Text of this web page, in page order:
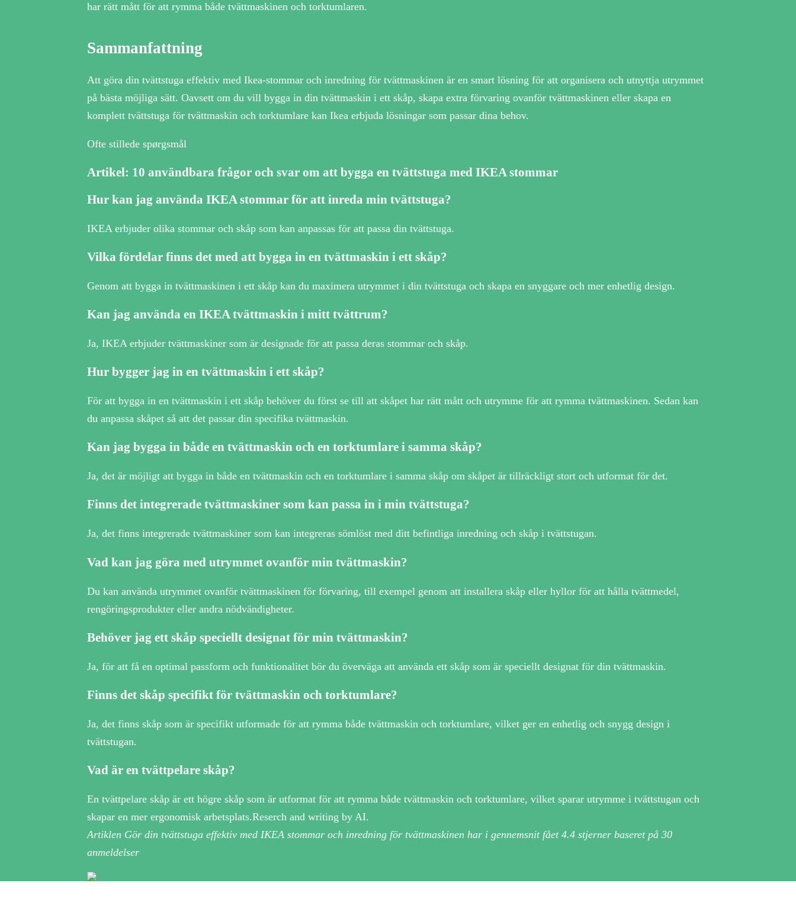
har rätt mått för att rymma både tvättmaskinen och torktumlaren.
Sammanfattning
Att göra din tvättstuga effektiv med Ikea-stommar och inredning för tvättmaskinen är en smart lösning för att organisera och utnyttja utrymmet
på bästa möjliga sätt. Oavsett om du vill bygga in din tvättmaskin i ett skåp, skapa extra förvaring ovanför tvättmaskinen eller skapa en
komplett tvättstuga för tvättmaskin och torktumlare kan Ikea erbjuda lösningar som passar dina behov.
Ofte stillede spørgsmål
Artikel: 10 användbara frågor och svar om att bygga en tvättstuga med IKEA stommar
Hur kan jag använda IKEA stommar för att inreda min tvättstuga?
IKEA erbjuder olika stommar och skåp som kan anpassas för att passa din tvättstuga.
Vilka fördelar finns det med att bygga in en tvättmaskin i ett skåp?
Genom att bygga in tvättmaskinen i ett skåp kan du maximera utrymmet i din tvättstuga och skapa en snyggare och mer enhetlig design.
Kan jag använda en IKEA tvättmaskin i mitt tvättrum?
Ja, IKEA erbjuder tvättmaskiner som är designade för att passa deras stommar och skåp.
Hur bygger jag in en tvättmaskin i ett skåp?
För att bygga in en tvättmaskin i ett skåp behöver du först se till att skåpet har rätt mått och utrymme för att rymma tvättmaskinen. Sedan kan
du anpassa skåpet så att det passar din specifika tvättmaskin.
Kan jag bygga in både en tvättmaskin och en torktumlare i samma skåp?
Ja, det är möjligt att bygga in både en tvättmaskin och en torktumlare i samma skåp om skåpet är tillräckligt stort och utformat för det.
Finns det integrerade tvättmaskiner som kan passa in i min tvättstuga?
Ja, det finns integrerade tvättmaskiner som kan integreras sömlöst med ditt befintliga inredning och skåp i tvättstugan.
Vad kan jag göra med utrymmet ovanför min tvättmaskin?
Du kan använda utrymmet ovanför tvättmaskinen för förvaring, till exempel genom att installera skåp eller hyllor för att hålla tvättmedel,
rengöringsprodukter eller andra nödvändigheter.
Behöver jag ett skåp speciellt designat för min tvättmaskin?
Ja, för att få en optimal passform och funktionalitet bör du överväga att använda ett skåp som är speciellt designat för din tvättmaskin.
Finns det skåp specifikt för tvättmaskin och torktumlare?
Ja, det finns skåp som är specifikt utformade för att rymma både tvättmaskin och torktumlare, vilket ger en enhetlig och snygg design i
tvättstugan.
Vad är en tvättpelare skåp?
En tvättpelare skåp är ett högre skåp som är utformat för att rymma både tvättmaskin och torktumlare, vilket sparar utrymme i tvättstugan och
skapar en mer ergonomisk arbetsplats.Reserch and writing by AI.
Artiklen Gör din tvättstuga effektiv med IKEA stommar och inredning för tvättmaskinen har i gennemsnit fået 4.4 stjerner baseret på 30
anmeldelser